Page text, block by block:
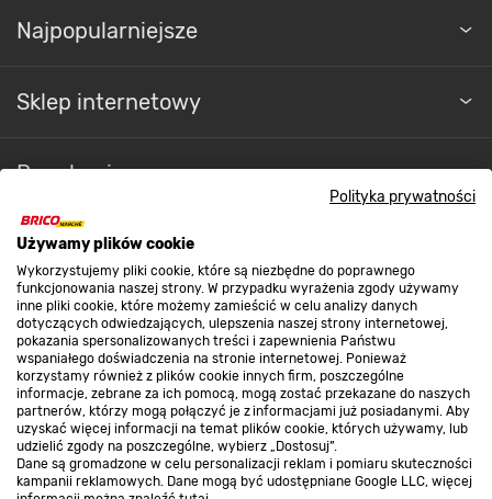
Polityka prywatności
Używamy plików cookie
Wykorzystujemy pliki cookie, które są niezbędne do poprawnego
funkcjonowania naszej strony. W przypadku wyrażenia zgody używamy
inne pliki cookie, które możemy zamieścić w celu analizy danych
dotyczących odwiedzających, ulepszenia naszej strony internetowej,
pokazania spersonalizowanych treści i zapewnienia Państwu
wspaniałego doświadczenia na stronie internetowej. Ponieważ
korzystamy również z plików cookie innych firm, poszczególne
informacje, zebrane za ich pomocą, mogą zostać przekazane do naszych
partnerów, którzy mogą połączyć je z informacjami już posiadanymi. Aby
uzyskać więcej informacji na temat plików cookie, których używamy, lub
udzielić zgody na poszczególne, wybierz „Dostosuj”.
Dane są gromadzone w celu personalizacji reklam i pomiaru skuteczności
kampanii reklamowych. Dane mogą być udostępniane Google LLC, więcej
Najpopularniejsze
Sklep internetowy
Regulaminy
Promocje
Nasze sklepy
O nas
Kontakt do sklepu